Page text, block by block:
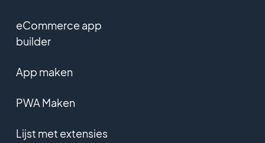
eCommerce app
builder
App maken
PWA Maken
Lijst met extensies